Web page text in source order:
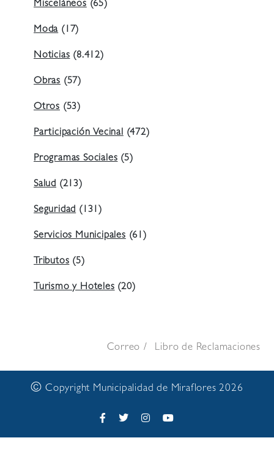
Misceláneos (65)
Moda (17)
Noticias (8.412)
Obras (57)
Otros (53)
Participación Vecinal (472)
Programas Sociales (5)
Salud (213)
Seguridad (131)
Servicios Municipales (61)
Tributos (5)
Turismo y Hoteles (20)
Correo Libro de Reclamaciones
© Copyright Municipalidad de Miraflores 2026